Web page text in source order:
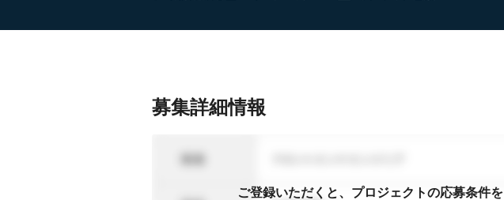
募集詳細情報
ご登録いただくと、プロジェクトの応募条件を